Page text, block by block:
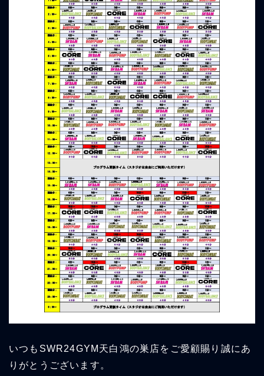
いつもSWR24GYM天白鴻の巣店をご愛顧賜り誠にあ
りがとうございます。